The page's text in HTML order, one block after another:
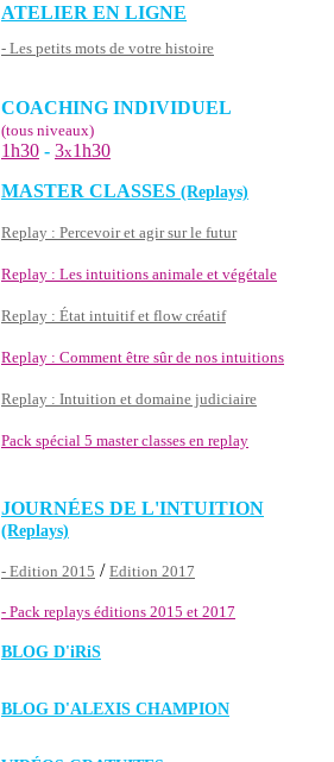
ATELIER EN LIGNE
- Les petits mots de votre histoire
COACHING INDIVIDUEL
(tous niveaux)
1h30 - 3x1h30
MASTER CLASSES (Replays)
Replay : Percevoir et agir sur le futur
Replay : Les intuitions animale et végétale
Replay : État intuitif et flow créatif
Replay : Comment être sûr de nos intuitions
Replay : Intuition et domaine judiciaire
Pack spécial 5 master classes en replay
JOURNÉES DE L'INTUITION
(Replays)
- Edition 2015 / Edition 2017
- Pack replays éditions 2015 et 2017
BLOG D'iRiS
BLOG D'ALEXIS CHAMPION